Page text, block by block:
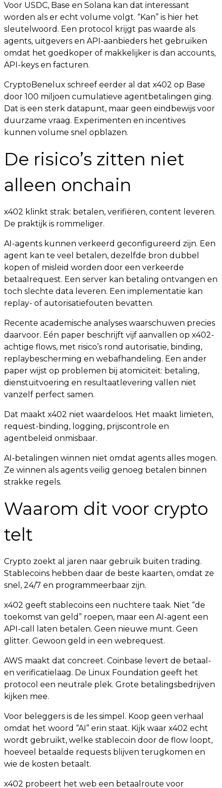
Voor USDC, Base en Solana kan dat interessant
worden als er echt volume volgt. “Kan” is hier het
sleutelwoord. Een protocol krijgt pas waarde als
agents, uitgevers en API-aanbieders het gebruiken
omdat het goedkoper of makkelijker is dan accounts,
API-keys en facturen.
CryptoBenelux schreef eerder al dat x402 op Base
door 100 miljoen cumulatieve agentbetalingen ging.
Dat is een sterk datapunt, maar geen eindbewijs voor
duurzame vraag. Experimenten en incentives
kunnen volume snel opblazen.
De risico’s zitten niet
alleen onchain
x402 klinkt strak: betalen, verifiëren, content leveren.
De praktijk is rommeliger.
AI-agents kunnen verkeerd geconfigureerd zijn. Een
agent kan te veel betalen, dezelfde bron dubbel
kopen of misleid worden door een verkeerde
betaalrequest. Een server kan betaling ontvangen en
toch slechte data leveren. Een implementatie kan
replay- of autorisatiefouten bevatten.
Recente academische analyses waarschuwen precies
daarvoor. Eén paper beschrijft vijf aanvallen op x402-
achtige flows, met risico’s rond autorisatie, binding,
replaybescherming en webafhandeling. Een ander
paper wijst op problemen bij atomiciteit: betaling,
dienstuitvoering en resultaatlevering vallen niet
vanzelf perfect samen.
Dat maakt x402 niet waardeloos. Het maakt limieten,
request-binding, logging, prijscontrole en
agentbeleid onmisbaar.
AI-betalingen winnen niet omdat agents alles mogen.
Ze winnen als agents veilig genoeg betalen binnen
strakke regels.
Waarom dit voor crypto
telt
Crypto zoekt al jaren naar gebruik buiten trading.
Stablecoins hebben daar de beste kaarten, omdat ze
snel, 24/7 en programmeerbaar zijn.
x402 geeft stablecoins een nuchtere taak. Niet “de
toekomst van geld” roepen, maar een AI-agent een
API-call laten betalen. Geen nieuwe munt. Geen
glitter. Gewoon geld in een webrequest.
AWS maakt dat concreet. Coinbase levert de betaal-
en verificatielaag. De Linux Foundation geeft het
protocol een neutrale plek. Grote betalingsbedrijven
kijken mee.
Voor beleggers is de les simpel. Koop geen verhaal
omdat het woord “AI” erin staat. Kijk waar x402 echt
wordt gebruikt, welke stablecoin door de flow loopt,
hoeveel betaalde requests blijven terugkomen en
wie de kosten betaalt.
x402 probeert het web een betaalroute voor